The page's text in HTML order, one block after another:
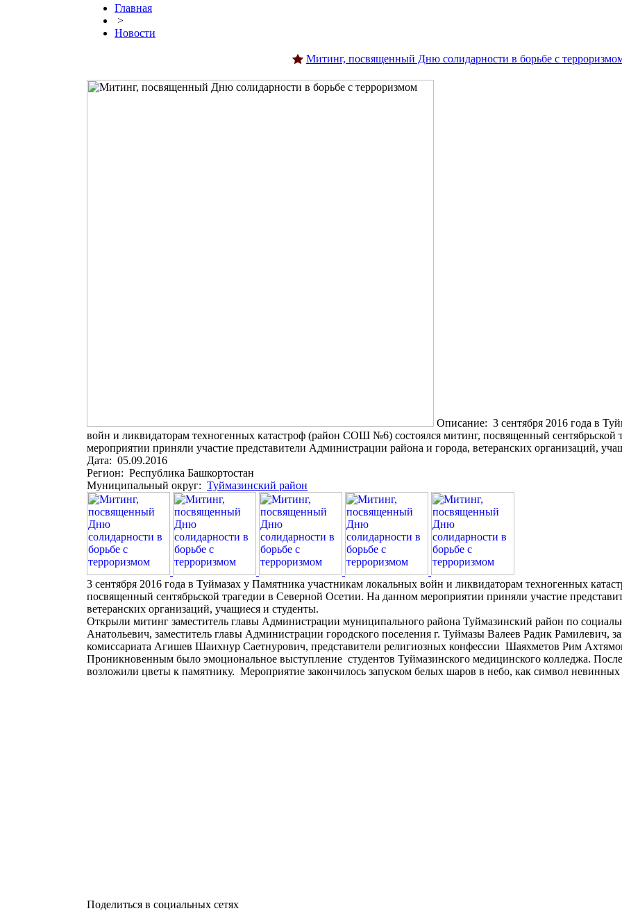
Главная
>
Новости
Митинг, посвященный Дню солидарности в борьбе с
Описание: 3 сентября 2016 года в
войн и ликвидаторам техногенных катастроф (район СОШ №6) состоялся митинг, посвященный
мероприятии приняли участие представители Администрации района и города, ветеранских организаций,
Дата: 05.09.2016
Регион: Республика Башкортостан
Муниципальный округ: Туймазинский район
3 сентября 2016 года в Туймазах у Памятника участникам локальных войн и ликвидаторам техногенных
посвященный сентябрьской трагедии в Северной Осетии. На данном мероприятии приняли участие
ветеранских организаций, учащиеся и студенты.
Открыли митинг заместитель главы Администрации муниципального района Туймазинский район по
Анатольевич, заместитель главы Администрации городского поселения г. Туймазы Валеев Радик Рамилевич,
комиссариата Агишев Шаихнур Саетнурович, представители религиозных конфессии Шаяхметов Рим
Проникновенным было эмоциональное выступление студентов Туймазинского медицинского колледжа.
возложили цветы к памятнику. Мероприятие закончилось запуском белых шаров в небо, как символ
Поделиться в социальных сетях